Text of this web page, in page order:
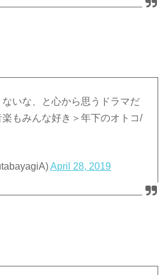
いな、と心から思うドラマだ
もみんな好き＞年下のオトコ/
April 28, 2019